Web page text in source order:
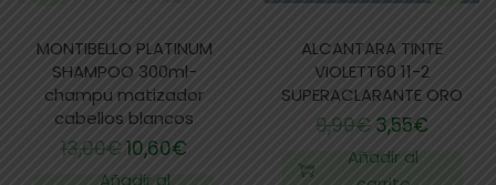
MONTIBELLO PLATINUM
SHAMPOO 300ml-
champu matizador
cabellos blancos
13,00€10,60€
Añadir al
ALCANTARA TINTE
VIOLETT60 11-2
SUPERACLARANTE ORO
9,90€ 3,55€
Añadir al